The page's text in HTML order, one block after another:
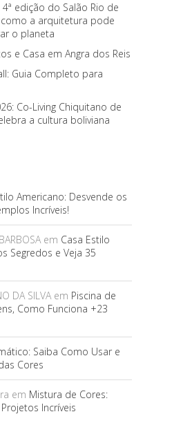
edição do Salão Rio de
a arquitetura pode
o planeta
e Casa em Angra dos Reis
Guia Completo para
Co-Living Chiquitano de
a cultura boliviana
Americano: Desvende os
Incríveis!
em Casa Estilo
Segredos e Veja 35
DA SILVAem Piscina de
Como Funciona +23
Saiba Como Usar e
Cores
em Mistura de Cores:
Incríveis